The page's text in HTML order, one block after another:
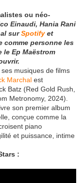
ou néo-
Einaudi, Hania Rani
surSpotifyet
comme personne les
le Ep Maëstrom
musiques de films
Marchal est
Batz (Red Gold Rush,
Metronomy, 2024).
son premier album
conçue comme la
piano
et puissance, intime
: